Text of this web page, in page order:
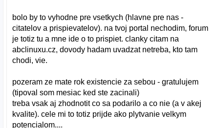
bolo by to vyhodne pre vsetkych (hlavne pre nas -
citatelov a prispievatelov). na tvoj portal nechodim, forum
je totiz tu a mne ide o to prispiet. clanky citam na
abclinuxu.cz, dovody hadam uvadzat netreba, kto tam
chodi, vie.
pozeram ze mate rok existencie za sebou - gratulujem
(tipoval som mesiac ked ste zacinali)
treba vsak aj zhodnotit co sa podarilo a co nie (a v akej
kvalite). cele mi to totiz prijde ako plytvanie velkym
potencialom....